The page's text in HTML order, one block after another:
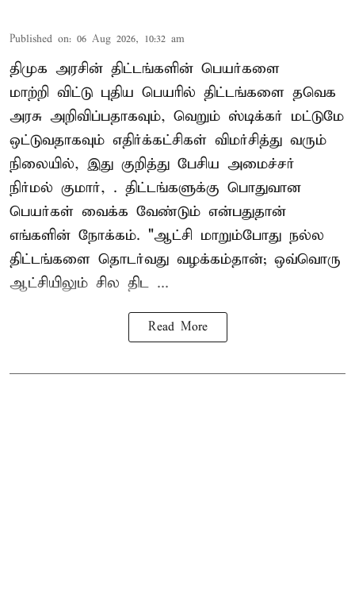
Published on: 06 Aug 2026, 10:32 am
திமுக அரசின் திட்டங்களின் பெயர்களை
மாற்றி விட்டு புதிய பெயரில் திட்டங்களை தவெக
அரசு அறிவிப்பதாகவும், வெறும் ஸ்டிக்கர் மட்டுமே
ஒட்டுவதாகவும் எதிர்க்கட்சிகள் விமர்சித்து வரும்
நிலையில், இது குறித்து பேசிய அமைச்சர்
நிர்மல் குமார், . திட்டங்களுக்கு பொதுவான
பெயர்கள் வைக்க வேண்டும் என்பதுதான்
எங்களின் நோக்கம். "ஆட்சி மாறும்போது நல்ல
திட்டங்களை தொடர்வது வழக்கம்தான்; ஒவ்வொரு
ஆட்சியிலும் சில திட ...
Read More